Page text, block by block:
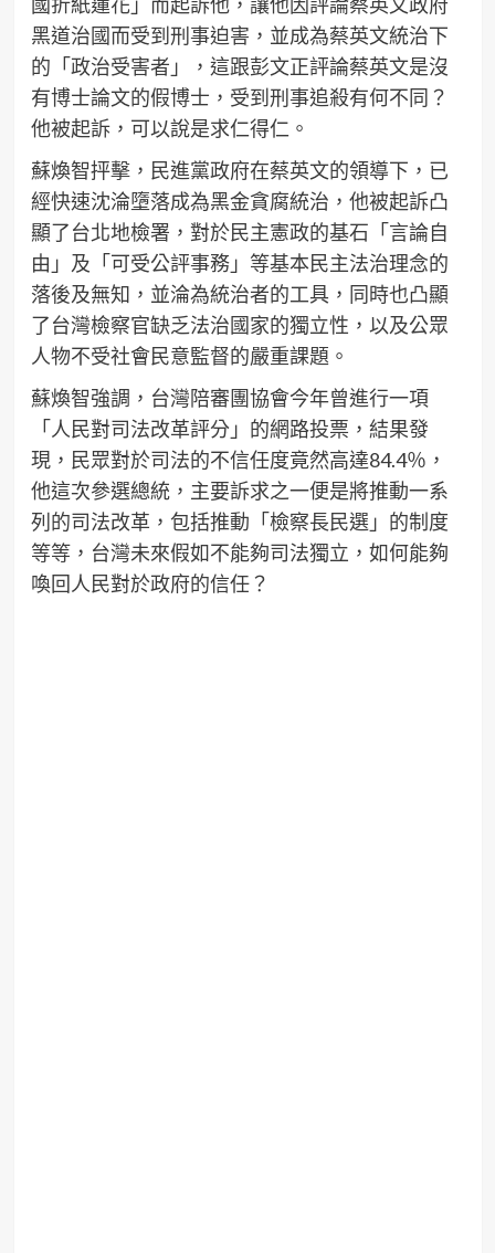
黑道治國而受到刑事迫害，並成為蔡英文統治下
的「政治受害者」，這跟彭文正評論蔡英文是沒
有博士論文的假博士，受到刑事追殺有何不同？
他被起訴，可以說是求仁得仁。
蘇煥智抨擊，民進黨政府在蔡英文的領導下，已
經快速沈淪墮落成為黑金貪腐統治，他被起訴凸
顯了台北地檢署，對於民主憲政的基石「言論自
由」及「可受公評事務」等基本民主法治理念的
落後及無知，並淪為統治者的工具，同時也凸顯
了台灣檢察官缺乏法治國家的獨立性，以及公眾
人物不受社會民意監督的嚴重課題。
蘇煥智強調，台灣陪審團協會今年曾進行一項
「人民對司法改革評分」的網路投票，結果發
現，民眾對於司法的不信任度竟然高達84.4％，
他這次參選總統，主要訴求之一便是將推動一系
列的司法改革，包括推動「檢察長民選」的制度
等等，台灣未來假如不能夠司法獨立，如何能夠
喚回人民對於政府的信任？